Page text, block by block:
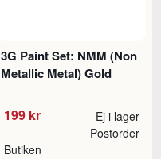
3G Paint Set: NMM (Non
Metallic Metal) Gold
199 kr Ej i lager
Butiken
Postorder